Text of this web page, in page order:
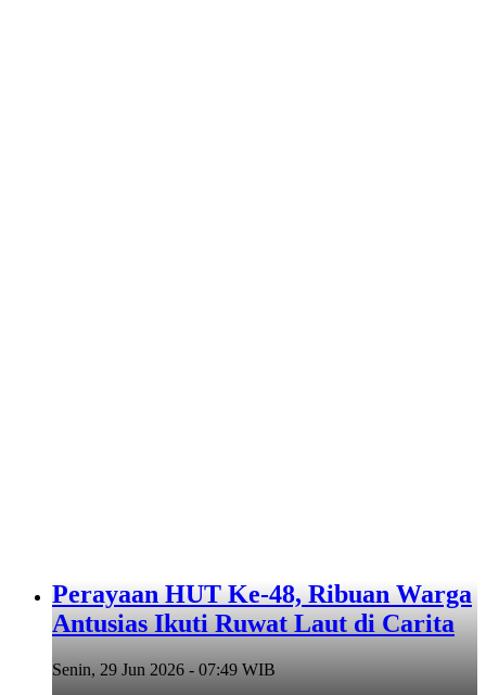
Perayaan HUT Ke-48, Ribuan Warga
Antusias Ikuti Ruwat Laut di Carita
Senin, 29 Jun 2026 - 07:49 WIB